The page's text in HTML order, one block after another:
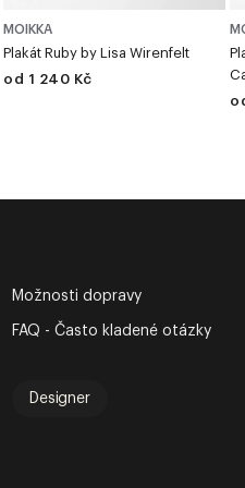
MOIKKA
Plakát Ruby by Lisa Wirenfelt
od 1 240 Kč
Možnosti dopravy
FAQ - Často kladené otázky
Designer